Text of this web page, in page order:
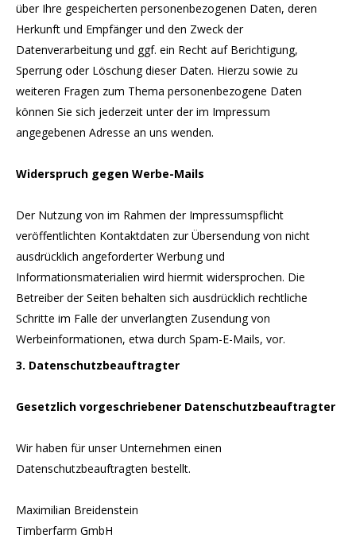
über Ihre gespeicherten personenbezogenen Daten, deren
Herkunft und Empfänger und den Zweck der
Datenverarbeitung und ggf. ein Recht auf Berichtigung,
Sperrung oder Löschung dieser Daten. Hierzu sowie zu
weiteren Fragen zum Thema personenbezogene Daten
können Sie sich jederzeit unter der im Impressum
angegebenen Adresse an uns wenden.
Widerspruch gegen Werbe-Mails
Der Nutzung von im Rahmen der Impressumspflicht
veröffentlichten Kontaktdaten zur Übersendung von nicht
ausdrücklich angeforderter Werbung und
Informationsmaterialien wird hiermit widersprochen. Die
Betreiber der Seiten behalten sich ausdrücklich rechtliche
Schritte im Falle der unverlangten Zusendung von
Werbeinformationen, etwa durch Spam-E-Mails, vor.
3. Datenschutzbeauftragter
Gesetzlich vorgeschriebener Datenschutzbeauftragter
Wir haben für unser Unternehmen einen
Datenschutzbeauftragten bestellt.
Maximilian Breidenstein
Timberfarm GmbH